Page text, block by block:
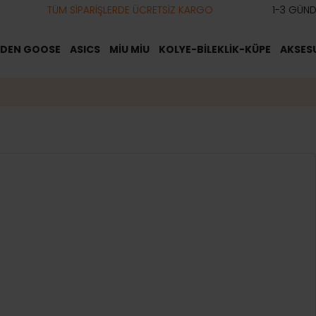
TÜM SİPARİŞLERDE ÜCRETSİZ KARGO 1-3 GÜNDE
GOOSE ASICS MİU MİU KOLYE-BİLEKLİK-KÜPE